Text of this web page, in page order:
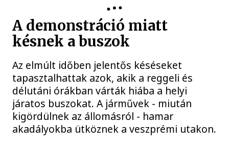
A demonstráció miatt
késnek a buszok
Az elmúlt időben jelentős késéseket
tapasztalhattak azok, akik a reggeli és
délutáni órákban várták hiába a helyi
járatos buszokat. A járművek - miután
kigördülnek az állomásról - hamar
akadályokba ütköznek a veszprémi utakon.